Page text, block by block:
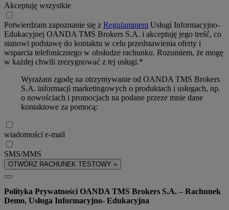
Akceptuję wszystkie
Potwierdzam zapoznanie się z Regulaminem Usługi Informacyjno-
Edukacyjnej OANDA TMS Brokers S.A. i akceptuję jego treść, co
stanowi podstawę do kontaktu w celu przedstawienia oferty i
wsparcia telefonicznego w obsłudze rachunku. Rozumiem, że mogę
w każdej chwili zrezygnować z tej usługi.*
Wyrażam zgodę na otrzymywanie od OANDA TMS Brokers
S.A. informacji marketingowych o produktach i usługach, np.
o nowościach i promocjach na podane przeze mnie dane
kontaktowe za pomocą:
wiadomości e-mail
SMS/MMS
OTWÓRZ RACHUNEK TESTOWY »
Polityka Prywatności OANDA TMS Brokers S.A. – Rachunek
Demo, Usługa Informacyjno- Edukacyjna